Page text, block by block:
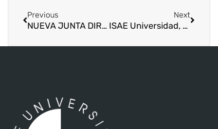
Previous
NUEVA JUNTA DIRECTIVA DE AUPPA TOMA POSESIÓN
Next
ISAE Universidad, Celebró el Día del Abogado